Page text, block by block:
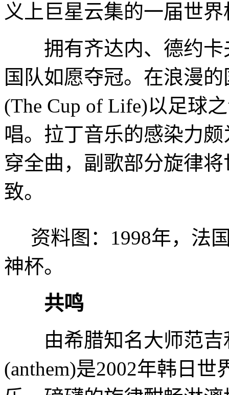
义上巨星云集的一届世界
拥有齐达内、德约卡
国队如愿夺冠。在浪漫
(The Cup of Life)以足球
唱。拉丁音乐的感染力
穿全曲，副歌部分旋律
致。
资料图：1998年，法
神杯。
共鸣
由希腊知名大师范吉
(anthem)是2002年韩日